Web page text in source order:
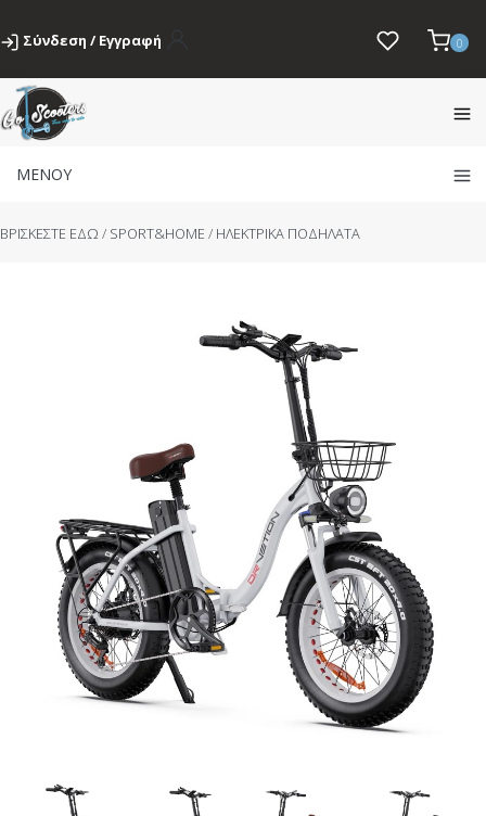
Σύνδεση / Εγγραφή 0
ΜΕΝΟΥ
BΡΙΣΚΕΣΤΕ ΕΔΩ / SPORT&HOME/ ΗΛΕΚΤΡΙΚΑ ΠΟΔΗΛΑΤΑ